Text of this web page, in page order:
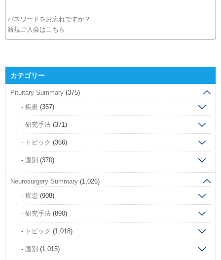
パスワードをお忘れですか？
新規ご入会はこちら
カテゴリー
Pituitary Summary (375)
疾患 (357)
研究手法 (371)
トピック (366)
国別 (370)
Neurosurgery Summary (1,026)
疾患 (908)
研究手法 (890)
トピック (1,018)
国別 (1,015)